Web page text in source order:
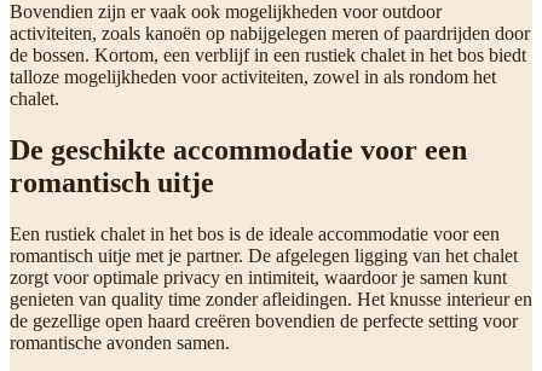
Bovendien zijn er vaak ook mogelijkheden voor outdoor
activiteiten, zoals kanoën op nabijgelegen meren of paardrijden door
de bossen. Kortom, een verblijf in een rustiek chalet in het bos biedt
talloze mogelijkheden voor activiteiten, zowel in als rondom het
chalet.
De geschikte accommodatie voor een
romantisch uitje
Een rustiek chalet in het bos is de ideale accommodatie voor een
romantisch uitje met je partner. De afgelegen ligging van het chalet
zorgt voor optimale privacy en intimiteit, waardoor je samen kunt
genieten van quality time zonder afleidingen. Het knusse interieur en
de gezellige open haard creëren bovendien de perfecte setting voor
romantische avonden samen.